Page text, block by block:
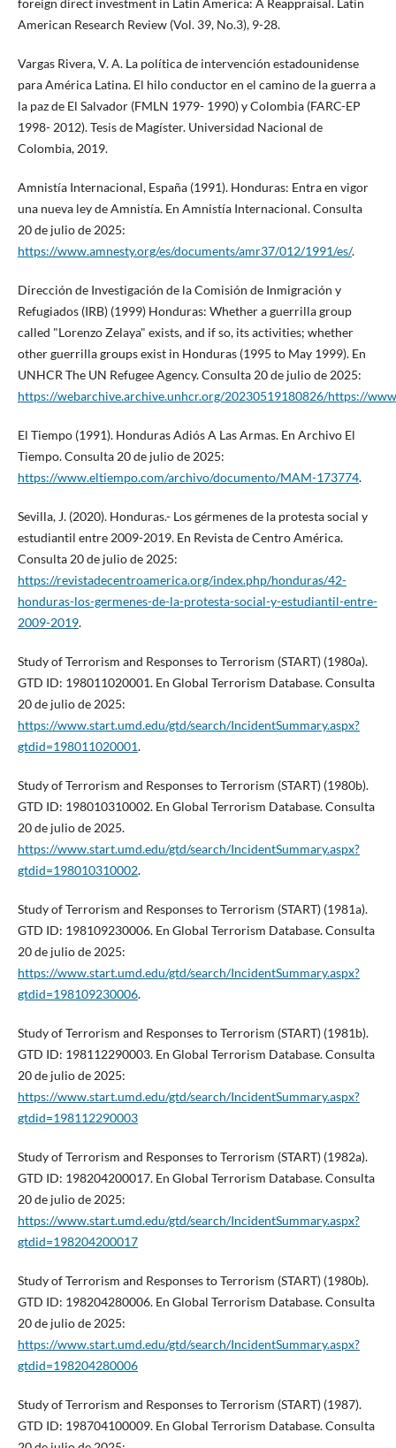
American Research Review (Vol. 39, No.3), 9-28.
Vargas Rivera, V. A. La política de intervención estadounidense
para América Latina. El hilo conductor en el camino de la guerra a
la paz de El Salvador (FMLN 1979- 1990) y Colombia (FARC-EP
1998- 2012). Tesis de Magíster. Universidad Nacional de
Colombia, 2019.
Amnistía Internacional, España (1991). Honduras: Entra en vigor
una nueva ley de Amnistía. En Amnistía Internacional. Consulta
20 de julio de 2025:
https://www.amnesty.org/es/documents/amr37/012/1991/es/.
Dirección de Investigación de la Comisión de Inmigración y
Refugiados (IRB) (1999) Honduras: Whether a guerrilla group
called "Lorenzo Zelaya" exists, and if so, its activities; whether
other guerrilla groups exist in Honduras (1995 to May 1999). En
UNHCR The UN Refugee Agency. Consulta 20 de julio de 2025:
https://webarchive.archive.unhcr.org/20230519180826/https://
El Tiempo (1991). Honduras Adiós A Las Armas. En Archivo El
Tiempo. Consulta 20 de julio de 2025:
https://www.eltiempo.com/archivo/documento/MAM-173774.
Sevilla, J. (2020). Honduras.- Los gérmenes de la protesta social y
estudiantil entre 2009-2019. En Revista de Centro América.
Consulta 20 de julio de 2025:
https://revistadecentroamerica.org/index.php/honduras/42-
honduras-los-germenes-de-la-protesta-social-y-estudiantil-entre-
2009-2019.
Study of Terrorism and Responses to Terrorism (START) (1980a).
GTD ID: 198011020001. En Global Terrorism Database. Consulta
20 de julio de 2025:
https://www.start.umd.edu/gtd/search/IncidentSummary.aspx?
gtdid=198011020001.
Study of Terrorism and Responses to Terrorism (START) (1980b).
GTD ID: 198010310002. En Global Terrorism Database. Consulta
20 de julio de 2025.
https://www.start.umd.edu/gtd/search/IncidentSummary.aspx?
gtdid=198010310002.
Study of Terrorism and Responses to Terrorism (START) (1981a).
GTD ID: 198109230006. En Global Terrorism Database. Consulta
20 de julio de 2025:
https://www.start.umd.edu/gtd/search/IncidentSummary.aspx?
gtdid=198109230006.
Study of Terrorism and Responses to Terrorism (START) (1981b).
GTD ID: 198112290003. En Global Terrorism Database. Consulta
20 de julio de 2025:
https://www.start.umd.edu/gtd/search/IncidentSummary.aspx?
gtdid=198112290003
Study of Terrorism and Responses to Terrorism (START) (1982a).
GTD ID: 198204200017. En Global Terrorism Database. Consulta
20 de julio de 2025:
https://www.start.umd.edu/gtd/search/IncidentSummary.aspx?
gtdid=198204200017
Study of Terrorism and Responses to Terrorism (START) (1980b).
GTD ID: 198204280006. En Global Terrorism Database. Consulta
20 de julio de 2025:
https://www.start.umd.edu/gtd/search/IncidentSummary.aspx?
gtdid=198204280006
Study of Terrorism and Responses to Terrorism (START) (1987).
GTD ID: 198704100009. En Global Terrorism Database. Consulta